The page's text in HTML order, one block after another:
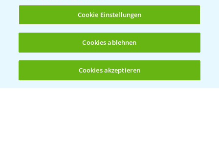
(noch 4)
Allgemeine Nutzungsbedingungen
Datenschutzerklärung
Impressum
Gebrauchshinweise
© Bayer CropScience Deutschland GmbH
Cookie Einstellungen
Cookies ablehnen
Cookies akzeptieren